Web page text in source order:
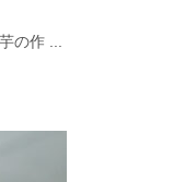
の作 ...